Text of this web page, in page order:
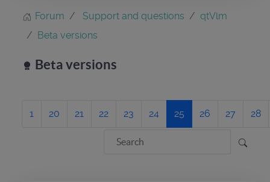
Forum Support and questions
qtVlm
Beta versions
Beta versions
1 20 21 22 23 24 25 26 27 28